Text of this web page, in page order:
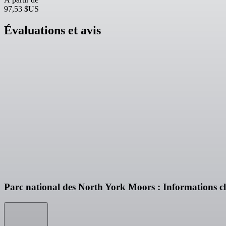
97,53 $US
Évaluations et avis
Parc national des North York Moors : Informations